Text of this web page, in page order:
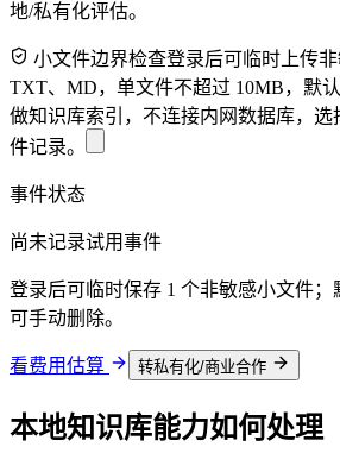
地/私有化评估。
小文件边界检查登录后可临时上传非
TXT、MD，单文件不超过 10MB，默
做知识库索引，不连接内网数据库，
件记录。
事件状态
尚未记录试用事件
登录后可临时保存 1 个非敏感小文件；
可手动删除。
看费用估算 转私有化/商业合作
本地知识库能力如何处理